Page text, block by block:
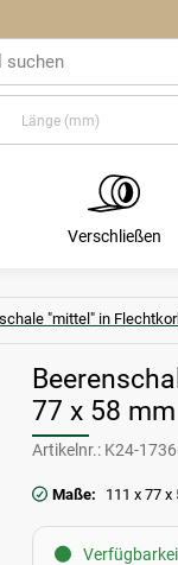
Verschließen
"mittel" in
77 x 58 mm
Artikelnr.: K24-
Maße: 111 x 77 x